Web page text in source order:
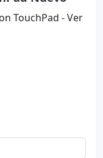
TouchPad - Ver